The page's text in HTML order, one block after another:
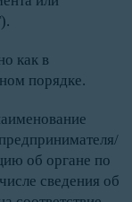
как в
порядке.
об органе по
сведения об